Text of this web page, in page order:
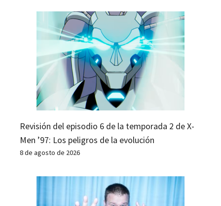
Revisión del episodio 6 de la temporada 2 de X-
Men ’97: Los peligros de la evolución
8 de agosto de 2026